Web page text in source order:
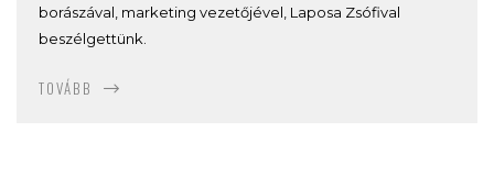
borászával, marketing vezetőjével, Laposa Zsófival
beszélgettünk.
TOVÁBB